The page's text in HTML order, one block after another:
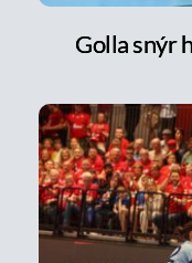
Golla snýr